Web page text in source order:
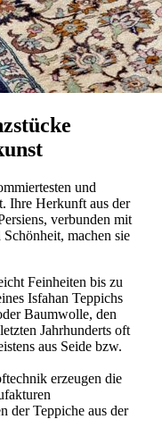
und
Ihre Herkunft aus der
verbunden mit
machen sie
Feinheiten bis zu
Isfahan Teppichs
Baumwolle, den
Jahrhunderts oft
aus Seide bzw.
erzeugen die
der Teppiche aus der